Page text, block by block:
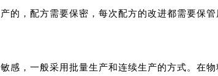
的，配方需要保密，每次配方的改进都需要保管
感，一般采用批量生产和连续生产的方式。在